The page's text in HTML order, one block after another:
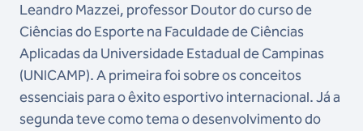
Leandro Mazzei, professor Doutor do curso de
Ciências do Esporte na Faculdade de Ciências
Aplicadas da Universidade Estadual de Campinas
(UNICAMP). A primeira foi sobre os conceitos
essenciais para o êxito esportivo internacional. Já a
segunda teve como tema o desenvolvimento do